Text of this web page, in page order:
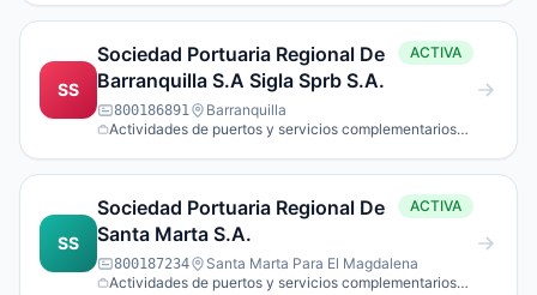
SS
Sociedad Portuaria Regional De
Barranquilla S.A Sigla Sprb S.A.
ACTIVA
800186891
Barranquilla
Actividades de puertos y servicios complementarios
SS
Sociedad Portuaria Regional De
Santa Marta S.A.
ACTIVA
800187234
Santa Marta Para El Magdalena
Actividades de puertos y servicios complementarios